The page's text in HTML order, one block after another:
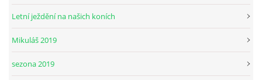
ČLENOVÉ JK CABALLERO Z RYCHVALDU
Letní ježdění na našich koních
Mikuláš 2019
sezona 2019